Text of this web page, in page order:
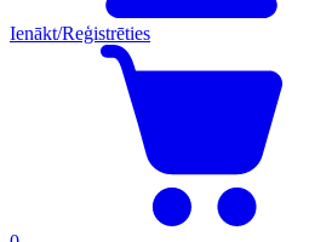
Ienākt/Reģistrēties